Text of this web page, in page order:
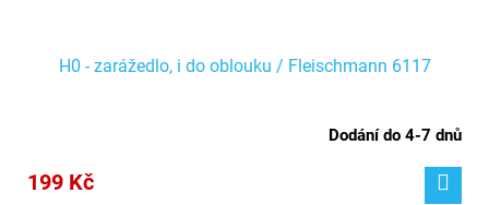
H0 - zarážedlo, i do oblouku / Fleischmann 6117
Dodání do 4-7 dnů
199 Kč